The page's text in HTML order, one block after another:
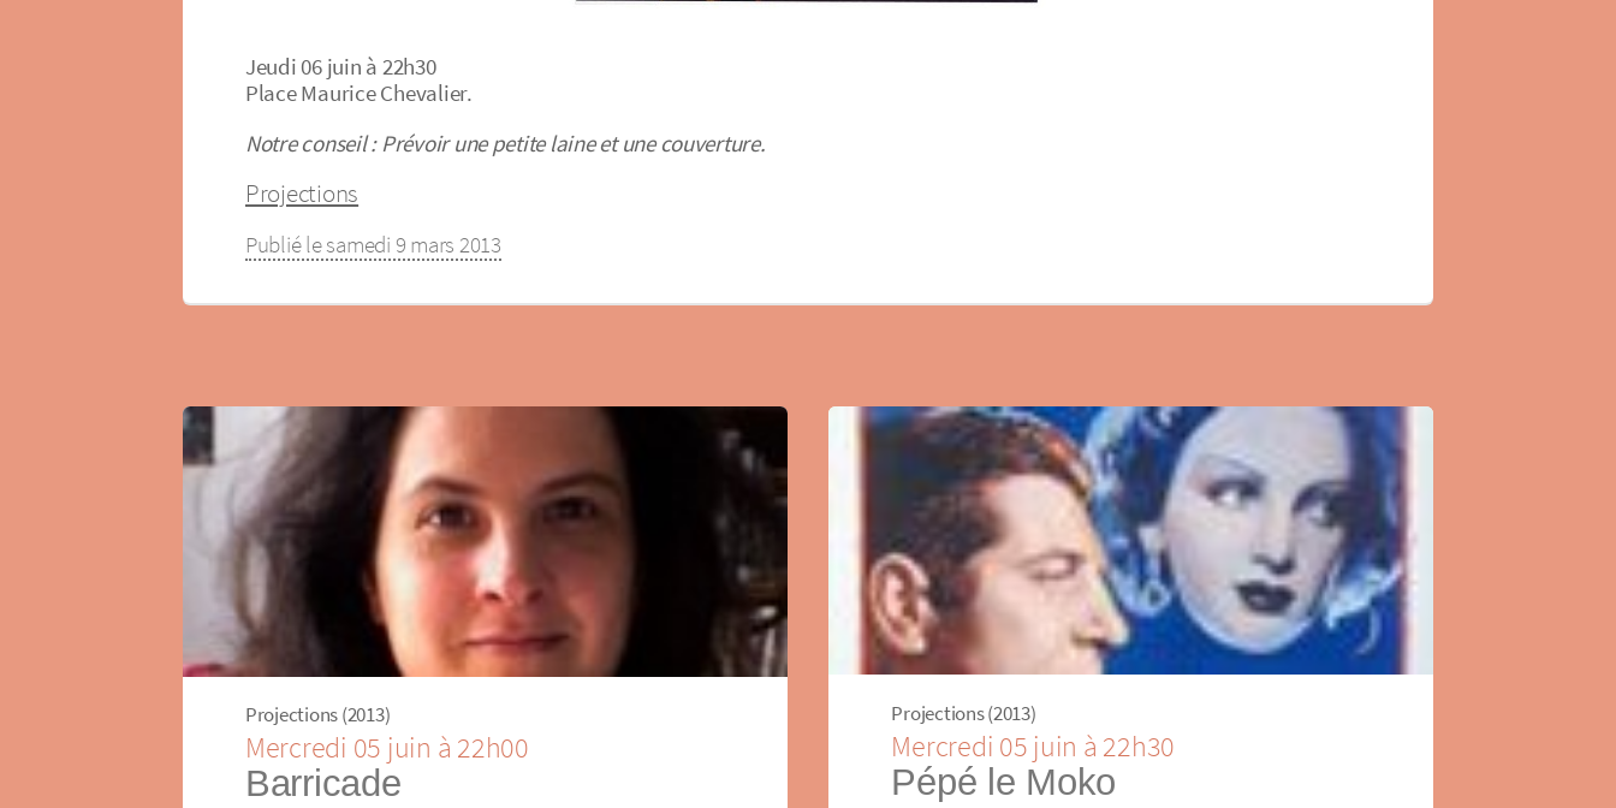
Jeudi 06 juin à 22h30
Place Maurice Chevalier.
Notre conseil : Prévoir une petite laine et une couverture.
Projections
Publié le samedi 9 mars 2013
Projections (2013)
Mercredi 05 juin à 22h00
Barricade
Projections (2013)
Mercredi 05 juin à 22h30
Pépé le Moko